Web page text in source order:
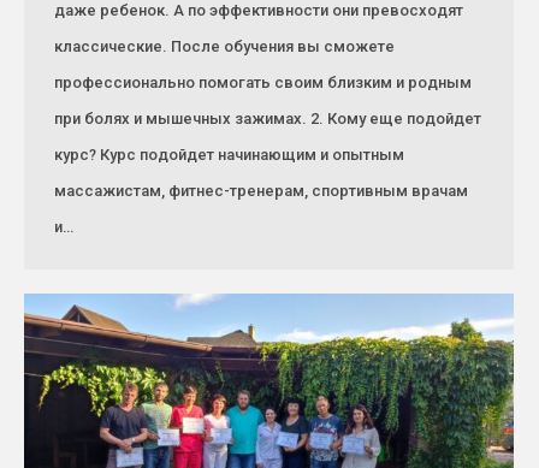
даже ребенок. А по эффективности они превосходят
классические. После обучения вы сможете
профессионально помогать своим близким и родным
при болях и мышечных зажимах. 2. Кому еще подойдет
курс? Курс подойдет начинающим и опытным
массажистам, фитнес-тренерам, спортивным врачам
и…